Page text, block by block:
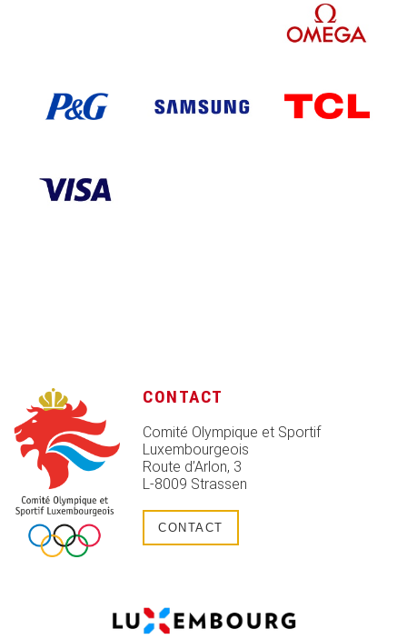
CONTACT
Comité Olympique et Sportif
Luxembourgeois
Route d’Arlon, 3
L-8009 Strassen
CONTACT